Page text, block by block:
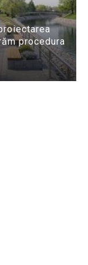
procedura